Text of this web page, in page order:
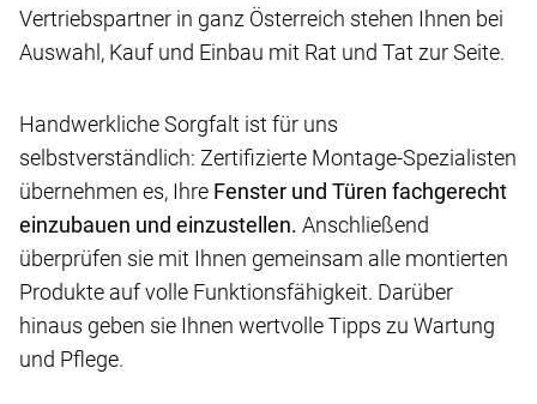
Vertriebspartner in ganz Österreich stehen Ihnen bei
Auswahl, Kauf und Einbau mit Rat und Tat zur Seite.
Handwerkliche Sorgfalt ist für uns
selbstverständlich: Zertifizierte Montage-Spezialisten
übernehmen es, Ihre Fenster und Türen fachgerecht
einzubauen und einzustellen. Anschließend
überprüfen sie mit Ihnen gemeinsam alle montierten
Produkte auf volle Funktionsfähigkeit. Darüber
hinaus geben sie Ihnen wertvolle Tipps zu Wartung
und Pflege.